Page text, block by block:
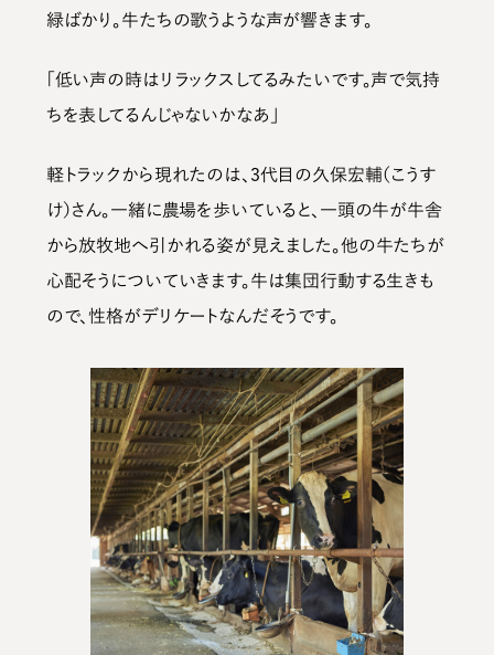
緑ばかり。牛たちの歌うような声が響きます。
「低い声の時はリラックスしてるみたいです。声で気持
ちを表してるんじゃないかなあ」
軽トラックから現れたのは、3代目の久保宏輔（こうす
け）さん。一緒に農場を歩いていると、一頭の牛が牛舎
から放牧地へ引かれる姿が見えました。他の牛たちが
心配そうについていきます。牛は集団行動する生きも
ので、性格がデリケートなんだそうです。